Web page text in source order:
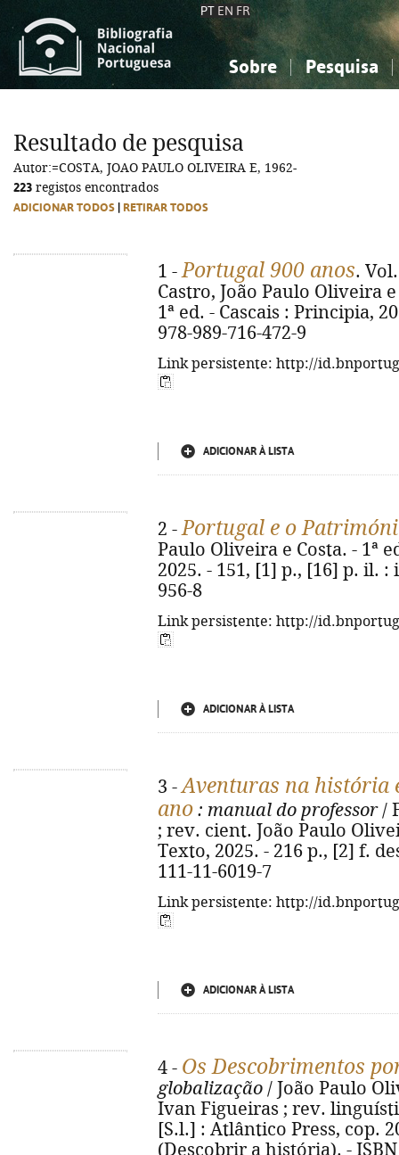
PT EN FR
Sobre Pesquisa
Ciências sociais...
Arte, desporto...
Ciências sociais...
Arte, desporto...
Resultado de pesquisa
Autor:=COSTA, JOAO PAULO OLIVEIRA E, 1962-
223 registos encontrados
ADICIONAR TODOS RETIRAR TODOS
1 -Portugal 900 anos.
Castro, João Paulo Oliveira
1ª ed. - Cascais : Principia,
978-989-716-472-9
Link persistente: http://
ADICIONAR À LISTA
2 -Portugal e o
Paulo Oliveira e Costa. - 1ª
2025. - 151, [1] p., [16] p. il. :
956-8
Link persistente: http://
ADICIONAR À LISTA
3 -Aventuras na história
ano : manual do professor/
; rev. cient. João Paulo
Texto, 2025. - 216 p., [2] f.
111-11-6019-7
Link persistente: http://
ADICIONAR À LISTA
4 - Os Descobrimentos
globalização / João Paulo
Ivan Figueiras ; rev.
[S.l.] : Atlântico Press, cop.
(Descobrir a história). - ISBN